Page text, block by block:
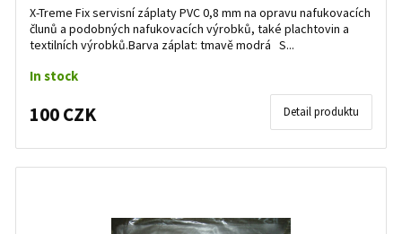
X-Treme Fix servisní záplaty PVC 0,8 mm na opravu nafukovacích
člunů a podobných nafukovacích výrobků, také plachtovin a
textilních výrobků.Barva záplat: tmavě modrá S...
In stock
100 CZK Detail produktu